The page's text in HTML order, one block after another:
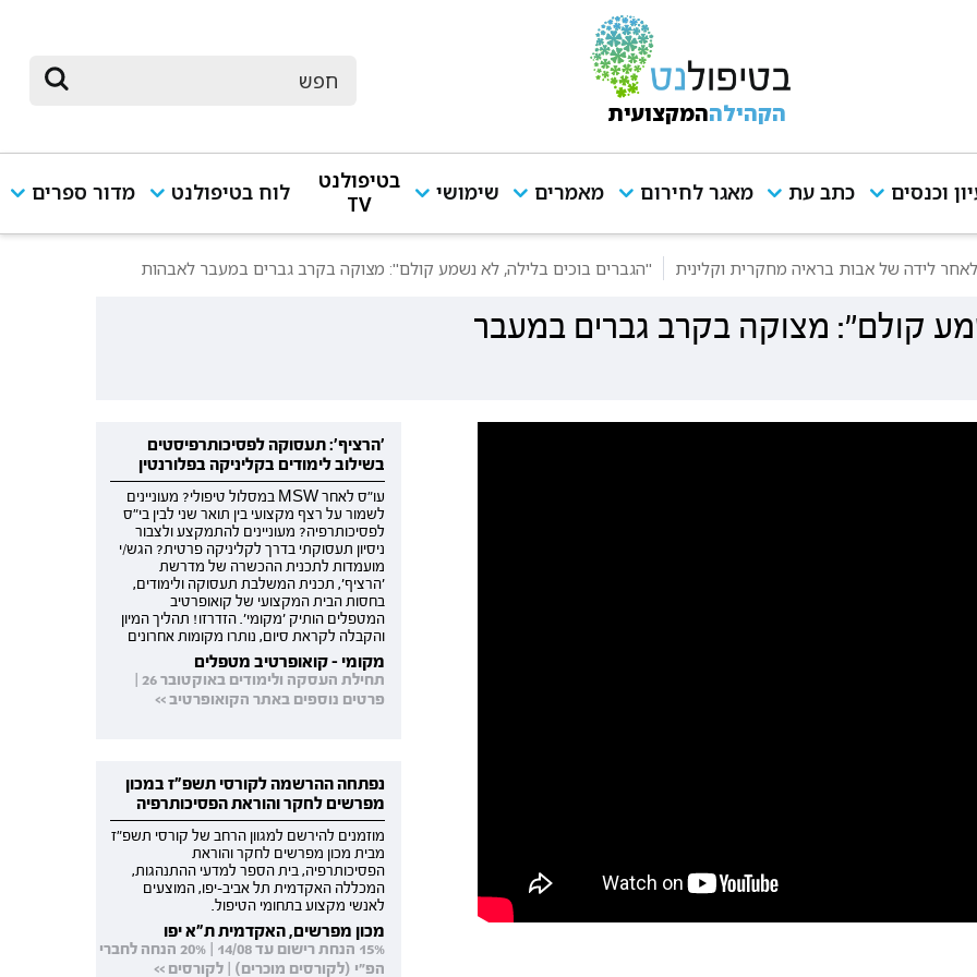
הקהילההמקצועית
וכנסים כתב עת מאגר לחירום מאמרים שימושי
בטיפולנט
TV
לוח בטיפולנט מדור ספרים
לאחר לידה של אבות בראיה מחקרית וקלינית "הגברים בוכים בלילה, לא נשמע קולם": מצוקה בקרב גברים במעבר לאבהות
קולם": מצוקה בקרב גברים במעבר
'הרציף': תעסוקה לפסיכותרפיסטים
בשילוב לימודים בקליניקה בפלורנטין
עו"ס לאחר MSW במסלול טיפולי? מעוניינים
לשמור על רצף מקצועי בין תואר שני לבין בי"ס
לפסיכותרפיה? מעוניינים להתמקצע ולצבור
ניסיון תעסוקתי בדרך לקליניקה פרטית? הגש/י
מועמדות לתכנית ההכשרה של מדרשת
'הרציף', תכנית המשלבת תעסוקה ולימודים,
בחסות הבית המקצועי של קואופרטיב
המטפלים הותיק 'מקומי'. הזדרזו! תהליך המיון
והקבלה לקראת סיום, נותרו מקומות אחרונים
מקומי - קואופרטיב מטפלים
תחילת העסקה ולימודים באוקטובר 26 |
פרטים נוספים באתר הקואופרטיב >>
נפתחה ההרשמה לקורסי תשפ"ז במכון
מפרשים לחקר והוראת הפסיכותרפיה
מוזמנים להירשם למגוון הרחב של קורסי תשפ"ז
מבית מכון מפרשים לחקר והוראת
הפסיכותרפיה, בית הספר למדעי ההתנהגות,
המכללה האקדמית תל אביב-יפו, המוצעים
לאנשי מקצוע בתחומי הטיפול.
מכון מפרשים, האקדמית ת"א יפו
15% הנחת רישום עד 14/08 | 20% הנחה לחברי
הפ"י (לקורסים מוכרים) | לקורסים >>